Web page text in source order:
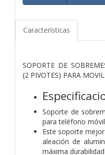
Características
SOPORTE DE
(2 PIVOTES) PARA
Soporte de
para teléfono
Este soporte
aleación de
máxima